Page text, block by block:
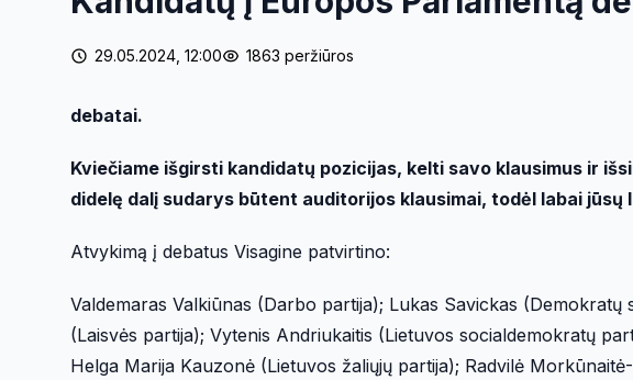
29.05.2024, 12:00 1863 peržiūros
debatai.
Kviečiame išgirsti kandidatų pozicijas, kelti savo klausimus ir
didelę dalį sudarys būtent auditorijos klausimai, todėl labai jūsų
Atvykimą į debatus Visagine patvirtino:
Valdemaras Valkiūnas (Darbo partija); Lukas Savickas
(Laisvės partija); Vytenis Andriukaitis (Lietuvos socialdemokratų
Helga Marija Kauzonė (Lietuvos žaliųjų partija); Radvilė